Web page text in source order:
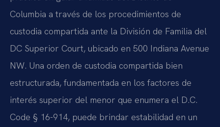
Columbia a través de los procedimientos de
custodia compartida ante la División de Familia del
DC Superior Court, ubicado en 500 Indiana Avenue
NW. Una orden de custodia compartida bien
estructurada, fundamentada en los factores de
interés superior del menor que enumera el D.C.
Code § 16-914, puede brindar estabilidad en un